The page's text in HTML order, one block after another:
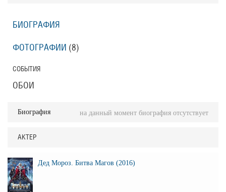
БИОГРАФИЯ
ФОТОГРАФИИ (8)
СОБЫТИЯ
ОБОИ
Биография на данный момент биография отсутствует
АКТЕР
Дед Мороз. Битва Магов (2016)